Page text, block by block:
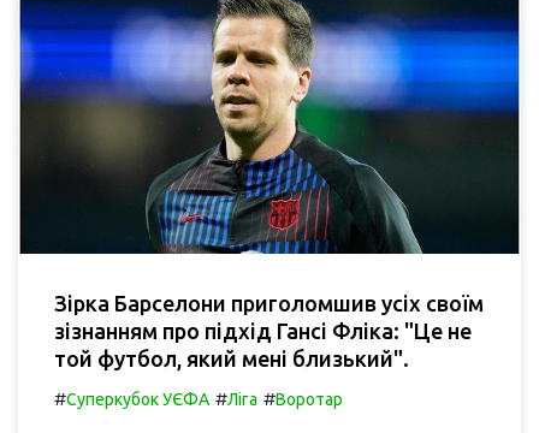
Зірка Барселони приголомшив усіх своїм
зізнанням про підхід Гансі Фліка: "Це не
той футбол, який мені близький".
#Суперкубок УЄФА #Ліга #Воротар